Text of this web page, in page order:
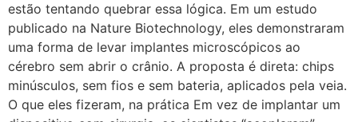
estão tentando quebrar essa lógica. Em um estudo
publicado na Nature Biotechnology, eles demonstraram
uma forma de levar implantes microscópicos ao
cérebro sem abrir o crânio. A proposta é direta: chips
minúsculos, sem fios e sem bateria, aplicados pela veia.
O que eles fizeram, na prática Em vez de implantar um